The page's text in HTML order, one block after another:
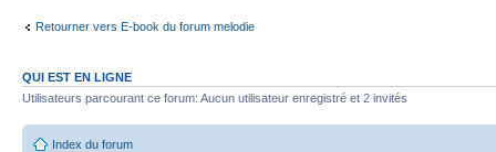
Retourner vers E-book du forum melodie
QUI EST EN LIGNE
Utilisateurs parcourant ce forum: Aucun utilisateur enregistré et 2 invités
Index du forum